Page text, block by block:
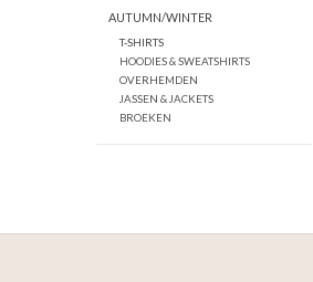
AUTUMN/WINTER
T-SHIRTS
HOODIES & SWEATSHIRTS
OVERHEMDEN
JASSEN & JACKETS
BROEKEN